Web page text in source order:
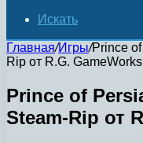
Искать
Главная/Игры/Prince
Rip от R.G. GameWorks
Prince of
Steam-Rip от